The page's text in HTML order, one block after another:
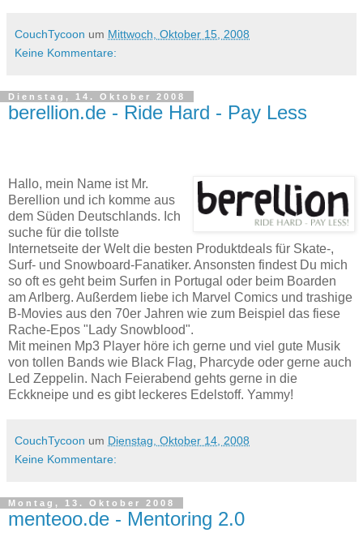
CouchTycoon um Mittwoch, Oktober 15, 2008
Keine Kommentare:
Dienstag, 14. Oktober 2008
berellion.de - Ride Hard - Pay Less
Hallo, mein Name ist Mr.
Berellion und ich komme aus
dem Süden Deutschlands. Ich
suche für die tollste
Internetseite der Welt die besten Produktdeals für Skate-,
Surf- und Snowboard-Fanatiker. Ansonsten findest Du mich
so oft es geht beim Surfen in Portugal oder beim Boarden
am Arlberg. Außerdem liebe ich Marvel Comics und trashige
B-Movies aus den 70er Jahren wie zum Beispiel das fiese
Rache-Epos "Lady Snowblood".
Mit meinen Mp3 Player höre ich gerne und viel gute Musik
von tollen Bands wie Black Flag, Pharcyde oder gerne auch
Led Zeppelin. Nach Feierabend gehts gerne in die
Eckkneipe und es gibt leckeres Edelstoff. Yammy!
CouchTycoon um Dienstag, Oktober 14, 2008
Keine Kommentare:
Montag, 13. Oktober 2008
menteoo.de - Mentoring 2.0